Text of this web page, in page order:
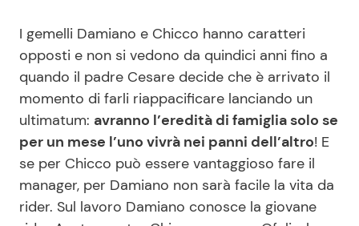
I gemelli Damiano e Chicco hanno caratteri
opposti e non si vedono da quindici anni fino a
quando il padre Cesare decide che è arrivato il
momento di farli riappacificare lanciando un
ultimatum: avranno l’eredità di famiglia solo se
per un mese l’uno vivrà nei panni dell’altro! E
se per Chicco può essere vantaggioso fare il
manager, per Damiano non sarà facile la vita da
rider. Sul lavoro Damiano conosce la giovane